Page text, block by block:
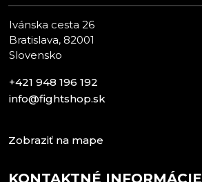
Ivánska cesta 26
Bratislava, 82001
Slovensko
+421 948 196 192
info@fightshop.sk
Zobraziť na mape
KONTAKTNÉ INFORMÁCIE